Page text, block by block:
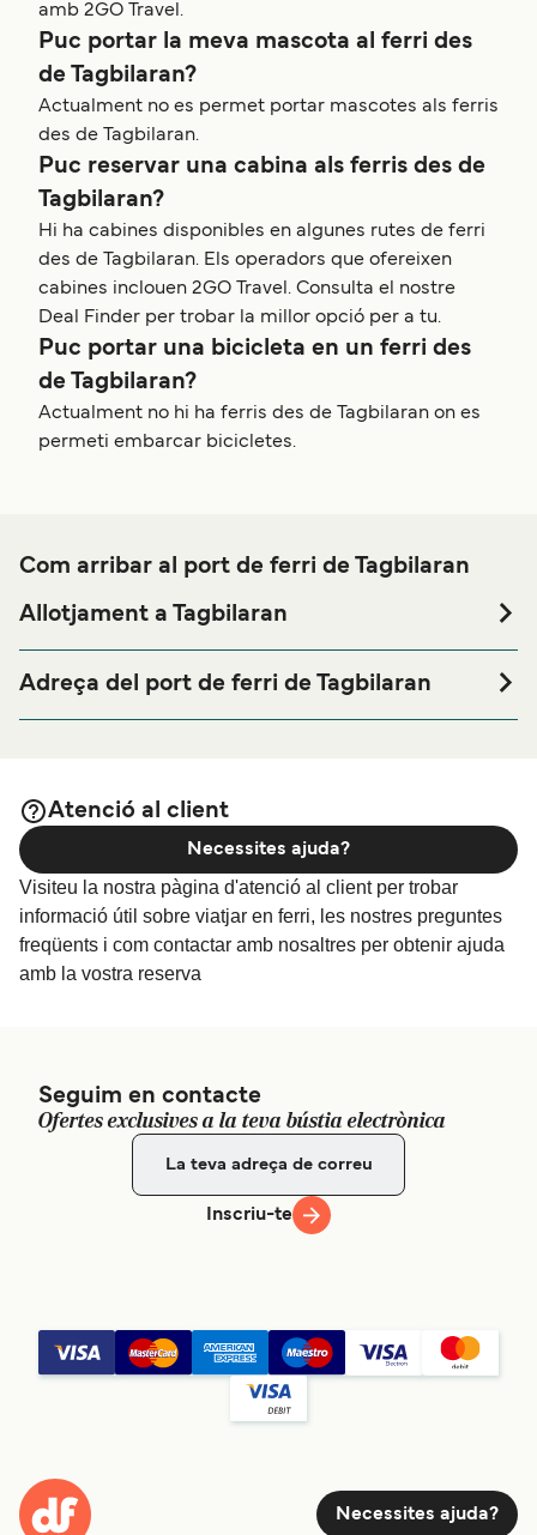
amb 2GO Travel.
Puc portar la meva mascota al ferri des
de Tagbilaran?
Actualment no es permet portar mascotes als ferris
des de Tagbilaran.
Puc reservar una cabina als ferris des de
Tagbilaran?
Hi ha cabines disponibles en algunes rutes de ferri
des de Tagbilaran. Els operadors que ofereixen
cabines inclouen 2GO Travel. Consulta el nostre
Deal Finder per trobar la millor opció per a tu.
Puc portar una bicicleta en un ferri des
de Tagbilaran?
Actualment no hi ha ferris des de Tagbilaran on es
permeti embarcar bicicletes.
Com arribar al port de ferri de Tagbilaran
Allotjament a Tagbilaran
prop del port de ferri de Tagbilaran o busques allotjament
durant tota la teva estada, visita la nostra pàgina de
Adreça del port de ferri de Tagbilaran
Atenció al client
Visiteu la nostra pàgina d'atenció al client per trobar
informació útil sobre viatjar en ferri, les nostres preguntes
freqüents i com contactar amb nosaltres per obtenir ajuda
amb la vostra reserva
Necessites ajuda?
Seguim en contacte
Ofertes exclusives a la teva bústia electrònica
Inscriu-te
Necessites ajuda?